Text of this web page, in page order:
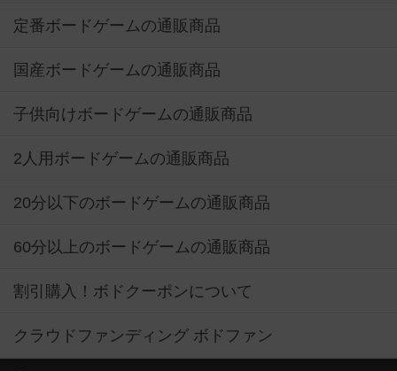
定番ボードゲームの通販商品
国産ボードゲームの通販商品
子供向けボードゲームの通販商品
2人用ボードゲームの通販商品
20分以下のボードゲームの通販商品
60分以上のボードゲームの通販商品
割引購入！ボドクーポンについて
クラウドファンディング ボドファン